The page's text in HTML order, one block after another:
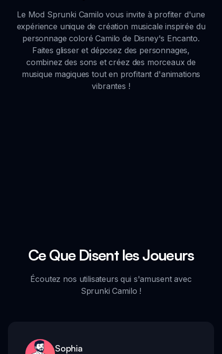
Le Mod Sprunki Camilo vous invite à profiter d'une
expérience unique de création musicale inspirée du
personnage coloré Camilo de Disney's Encanto.
Faites glisser et déposez des personnages,
combinez des sons et créez des morceaux de
musique magiques tout en profitant d'animations
vibrantes !
Ce Que Disent les Joueurs
Écoutez nos utilisateurs qui s'amusent avec
Sprunki Camilo !
Sophia